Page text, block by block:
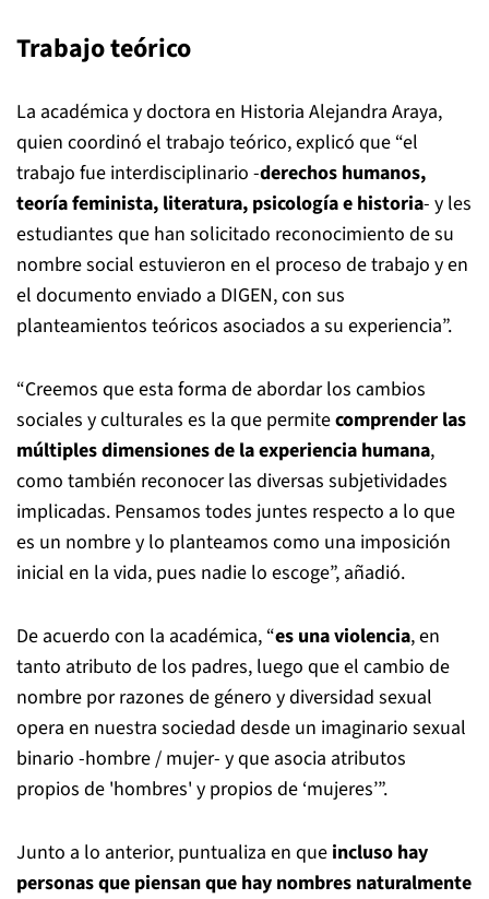
Trabajo teórico
La académica y doctora en Historia Alejandra Araya,
quien coordinó el trabajo teórico, explicó que “el
trabajo fue interdisciplinario -derechos humanos,
teoría feminista, literatura, psicología e historia- y les
estudiantes que han solicitado reconocimiento de su
nombre social estuvieron en el proceso de trabajo y en
el documento enviado a DIGEN, con sus
planteamientos teóricos asociados a su experiencia”.
“Creemos que esta forma de abordar los cambios
sociales y culturales es la que permitecomprender las
múltiples dimensiones de la experiencia humana,
como también reconocer las diversas subjetividades
implicadas. Pensamos todes juntes respecto a lo que
es un nombre y lo planteamos como una imposición
inicial en la vida, pues nadie lo escoge”, añadió.
De acuerdo con la académica, “es una violencia, en
tanto atributo de los padres, luego que el cambio de
nombre por razones de género y diversidad sexual
opera en nuestra sociedad desde un imaginario sexual
binario -hombre / mujer- y que asocia atributos
propios de 'hombres' y propios de ‘mujeres’”.
Junto a lo anterior, puntualiza en que incluso hay
personas que piensan que hay nombres naturalmente